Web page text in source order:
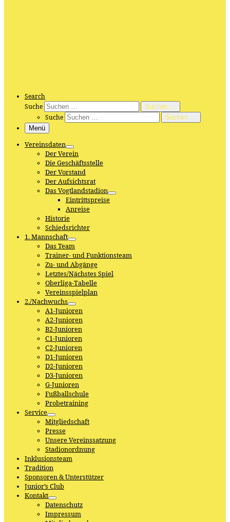
Search
Suche
Suchen …
Suche
Suchen …
Menü
Vereinsdaten
Der Verein
Die Geschäftsstelle
Der Vorstand
Der Aufsichtsrat
Das Vogtlandstadion
Eintrittspreise
Anreise
Historie
Schiedsrichter
1. Mannschaft
Das Team
Trainer- und Funktionsteam
Zu- und Abgänge
Letztes/Nächstes Spiel
Oberliga-Tabelle
Vereinsspielplan
2./Nachwuchs
A1-Junioren
A2-Junioren
B2-Junioren
C1-Junioren
C2-Junioren
D1-Junioren
D2-Junioren
D3-Junioren
G-Junioren
Fußballschule
Probetraining
Service
Mitgliedschaft
Presse
Unsere Vereinssatzung
Stadionordnung
Inklusionsteam
Tradition
Sponsoren & Unterstützer
Junior’s Club
Kontakt
Datenschutz
Impressum